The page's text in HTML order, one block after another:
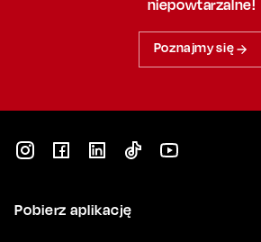
niepowtarzalne!
Poznajmy się
Pobierz aplikację